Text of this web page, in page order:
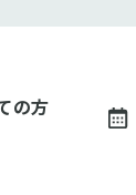
の方